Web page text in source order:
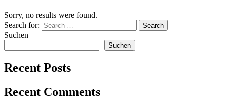
Sorry, no results were found.
Search for:
Search
Suchen
Suchen
Recent Posts
Recent Comments